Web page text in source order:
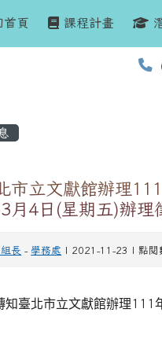
頁 課程計畫
市立文獻館辦理
月4日(星期五)辦理
長 - 學務處 | 2021-11-23 | 點閱
知臺北市立文獻館辦理111